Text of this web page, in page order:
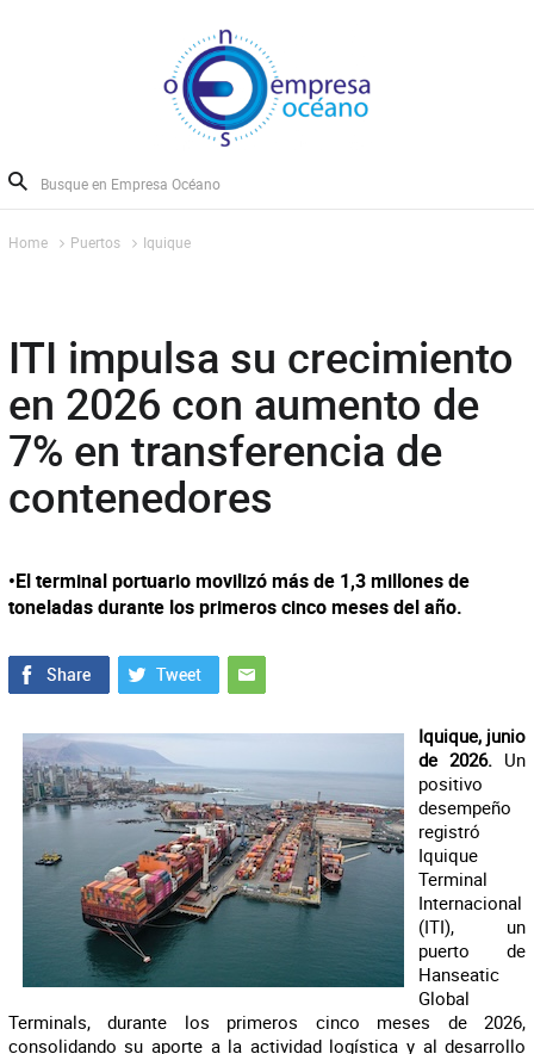
Home Puertos Iquique
ITI impulsa su crecimiento
en 2026 con aumento de
7% en transferencia de
contenedores
•El terminal portuario movilizó más de 1,3 millones de
toneladas durante los primeros cinco meses del año.
Iquique, junio
de 2026. Un
positivo
desempeño
registró
Iquique
Terminal
Internacional
(ITI), un
puerto de
Hanseatic
Global
Terminals, durante los primeros cinco meses de 2026,
consolidando su aporte a la actividad logística y al desarrollo